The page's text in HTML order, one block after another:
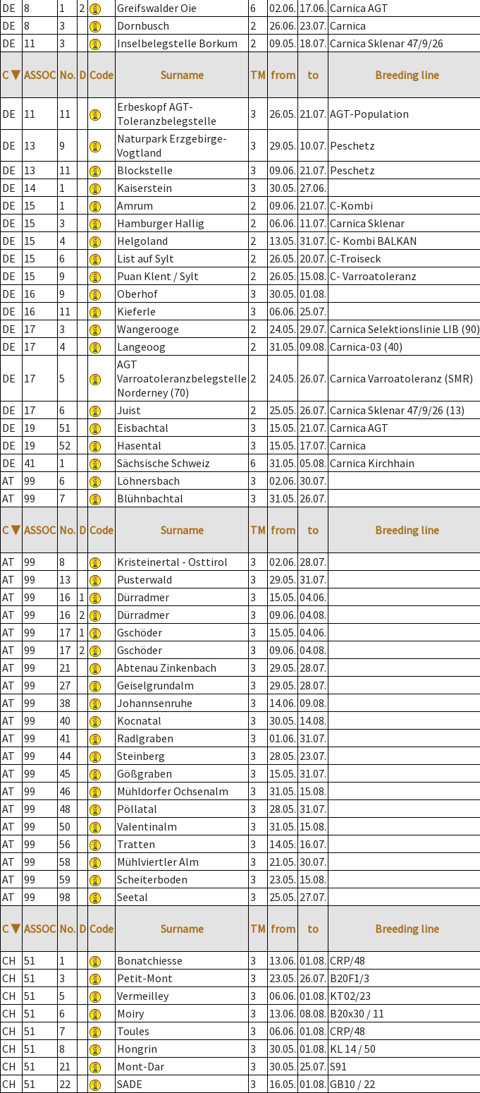
DE
8 1 2 Greifswalder Oie 6 02.06. 17.06. Carnica AGT
DE
8 3 Dornbusch 2 26.06. 23.07. Carnica
DE
11 3 Inselbelegstelle Borkum 2 09.05. 18.07. Carnica Sklenar 47/9/26
C ▼ ASSOC No. D Code Surname TM from to Breeding line
DE 11 11
Erbeskopf AGT-
Toleranzbelegstelle
3 26.05. 21.07. AGT-Population
DE 13 9
Naturpark Erzgebirge-
Vogtland
3 29.05. 10.07. Peschetz
DE
13 11 Blockstelle 3 09.06. 21.07. Peschetz
DE
14 1 Kaiserstein 3 30.05. 27.06.
DE
15 1 Amrum 2 09.06. 21.07. C-Kombi
DE
15 3 Hamburger Hallig 2 06.06. 11.07. Carnica Sklenar
DE
15 4 Helgoland 2 13.05. 31.07. C- Kombi BALKAN
DE
15 6 List auf Sylt 2 26.05. 20.07. C-Troiseck
DE
15 9 Puan Klent / Sylt 2 26.05. 15.08. C- Varroatoleranz
DE
16 9 Oberhof 3 30.05. 01.08.
DE
16 11 Kieferle 3 06.06. 25.07.
DE
17 3 Wangerooge 2 24.05. 29.07. Carnica Selektionslinie LIB (90)
DE
17 4 Langeoog 2 31.05. 09.08. Carnica-03 (40)
DE 17 5
AGT
Varroatoleranzbelegstelle
Norderney (70)
2 24.05. 26.07. Carnica Varroatoleranz (SMR)
DE 17 6 Juist 2 25.05. 26.07. Carnica Sklenar 47/9/26 (13)
DE
19 51 Eisbachtal 3 15.05. 21.07. Carnica AGT
DE
19 52 Hasental 3 15.05. 17.07. Carnica
DE
41 1 Sächsische Schweiz 6 31.05. 05.08. Carnica Kirchhain
AT
99 6 Löhnersbach 3 02.06. 30.07.
AT
99 7 Blühnbachtal 3 31.05. 26.07.
C ▼ ASSOC No. D Code Surname TM from to Breeding line
AT
99 8 Kristeinertal - Osttirol 3 02.06. 28.07.
AT
99 13 Pusterwald 3 29.05. 31.07.
AT
99 16 1 Dürradmer 3 15.05. 04.06.
AT
99 16 2 Dürradmer 3 09.06. 04.08.
AT
99 17 1 Gschöder 3 15.05. 04.06.
AT
99 17 2 Gschöder 3 09.06. 04.08.
AT
99 21 Abtenau Zinkenbach 3 29.05. 28.07.
AT
99 27 Geiselgrundalm 3 29.05. 28.07.
AT
99 38 Johannsenruhe 3 14.06. 09.08.
AT
99 40 Kocnatal 3 30.05. 14.08.
AT
99 41 Radlgraben 3 01.06. 31.07.
AT
99 44 Steinberg 3 28.05. 23.07.
AT
99 45 Gößgraben 3 15.05. 31.07.
AT
99 46 Mühldorfer Ochsenalm 3 31.05. 15.08.
AT
99 48 Pöllatal 3 28.05. 31.07.
AT
99 50 Valentinalm 3 31.05. 15.08.
AT
99 56 Tratten 3 14.05. 16.07.
AT
99 58 Mühlviertler Alm 3 21.05. 30.07.
AT
99 59 Scheiterboden 3 23.05. 15.08.
AT
99 98 Seetal 3 25.05. 27.07.
C ▼ ASSOC No. D Code Surname TM from to Breeding line
CH
51 1 Bonatchiesse 3 13.06. 01.08. CRP/48
CH
51 3 Petit-Mont 3 23.05. 26.07. B20F1/3
CH
51 5 Vermeilley 3 06.06. 01.08. KT02/23
CH
51 6 Moiry 3 13.06. 08.08. B20x30 / 11
CH
51 7 Toules 3 06.06. 01.08. CRP/48
CH
51 8 Hongrin 3 30.05. 01.08. KL 14 / 50
CH
51 21 Mont-Dar 3 30.05. 25.07. S91
CH
51 22 SADE 3 16.05. 01.08. GB10 / 22